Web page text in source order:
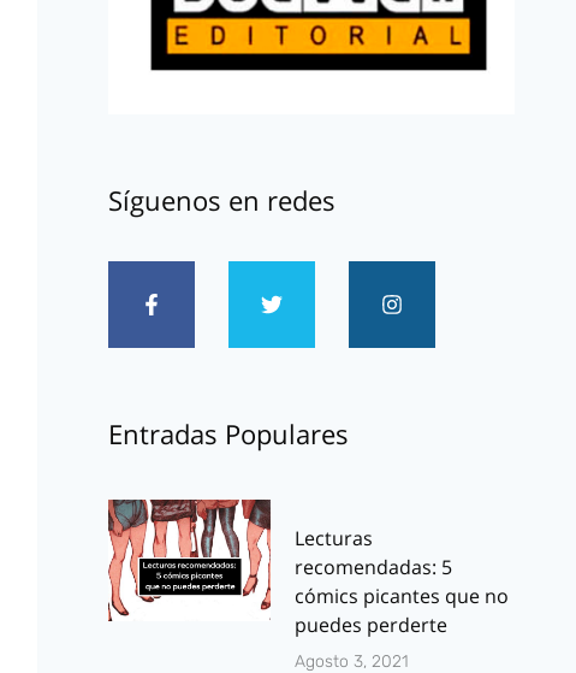
Síguenos en redes
Entradas Populares
Lecturas
recomendadas: 5
cómics picantes que no
puedes perderte
Agosto 3, 2021